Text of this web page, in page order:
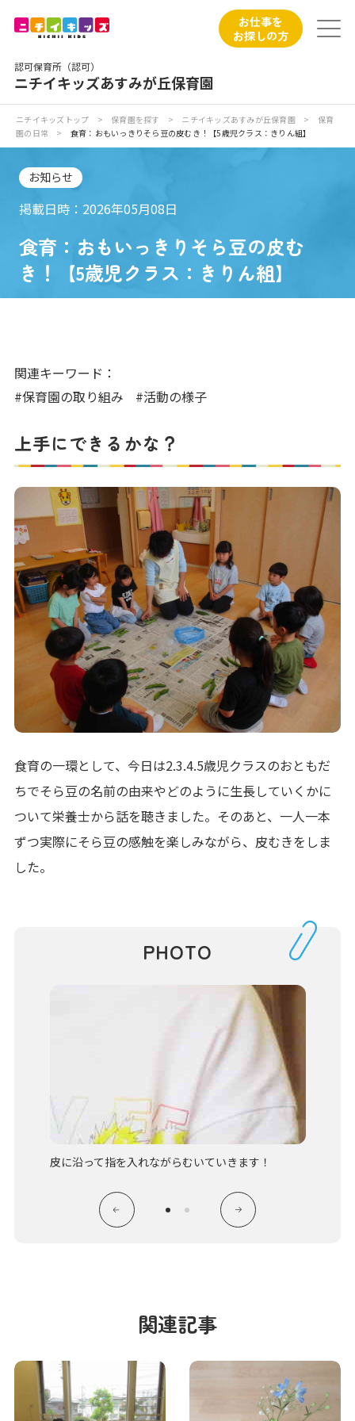
認可保育所（認可）
ニチイキッズあすみが丘保育園
お仕事を
お探しの方
ニチイが大切にしていること
お食事
入園の概要
写真販売サービス
お仕事をお探しの方
よくあるご質問
保育園に関するお問い合わせ
プライバシーポリシー サイトのご利用について
サイトマップ ニチイ学館オフィシャルサイト
ニチイキッズトップ > 保育園を探す > ニチイキッズあすみが丘保育園 >
保育
園の日常
> 食育：おもいっきりそら豆の皮むき！【5歳児クラス：きりん組】
お知らせ
掲載日時：2026年05月08日
食育：おもいっきりそら豆の皮む
き！【5歳児クラス：きりん組】
関連キーワード：
#保育園の取り組み
#活動の様子
上手にできるかな？
食育の一環として、今日は2.3.4.5歳児クラスのおともだ
ちでそら豆の名前の由来やどのように生長していくかに
ついて栄養士から話を聴きました。そのあと、一人一本
ずつ実際にそら豆の感触を楽しみながら、皮むきをしま
した。
PHOTO
皮に沿って指を入れながらむいていきます！
関連記事